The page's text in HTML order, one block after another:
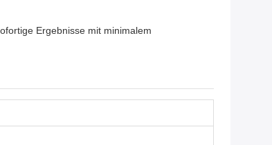
Ergebnisse mit minimalem